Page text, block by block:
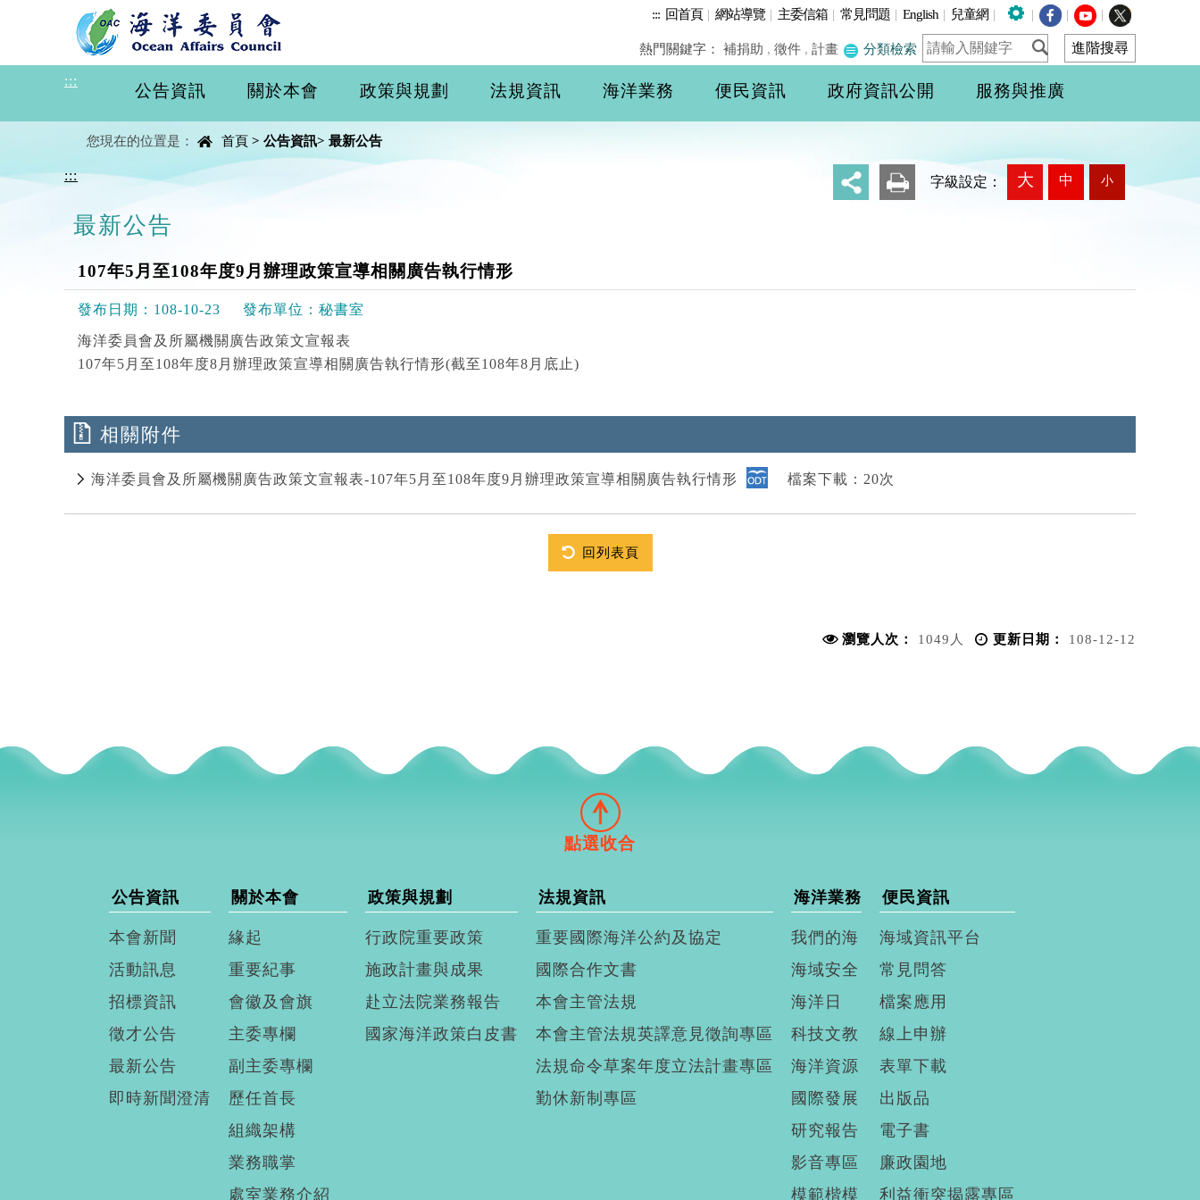
進入內容區塊 ::: 回首頁| 網站導覽 | 主委信箱 | 常見問題 | English | 兒童網 | | | |
熱門關鍵字： 補捐助 , 徵件 , 計畫 分類檢索
:::
公告資訊 關於本會 政策與規劃 法規資訊 海洋業務 便民資訊 政府資訊公開 服務與推廣
您現在的位置是： 首頁 > 公告資訊> 最新公告
字級設定： 大 中 小
:::
最新公告
中央內容區塊
107年5月至108年度9月辦理政策宣導相關廣告執行情形
發布日期： 108-10-23 發布單位： 秘書室
海洋委員會及所屬機關廣告政策文宣報表
107年5月至108年度8月辦理政策宣導相關廣告執行情形(截至108年8月底止)
相關附件
海洋委員會及所屬機關廣告政策文宣報表-107年5月至108年度9月辦理政策宣導相關廣告執行情形 檔案下載：20次
回列表頁
瀏覽人次： 1049人 更新日期： 108-12-12
公告資訊
本會新聞
活動訊息
招標資訊
徵才公告
最新公告
即時新聞澄清
關於本會
緣起
重要紀事
會徽及會旗
主委專欄
副主委專欄
歷任首長
組織架構
業務職掌
處室業務介紹
政策與規劃
行政院重要政策
施政計畫與成果
赴立法院業務報告
國家海洋政策白皮書
法規資訊
重要國際海洋公約及協定
國際合作文書
本會主管法規
本會主管法規英譯意見徵詢專區
法規命令草案年度立法計畫專區
勤休新制專區
海洋業務
我們的海
海域安全
海洋日
科技文教
海洋資源
國際發展
研究報告
影音專區
模範楷模
便民資訊
海域資訊平台
常見問答
檔案應用
線上申辦
表單下載
出版品
電子書
廉政園地
利益衝突揭露專區